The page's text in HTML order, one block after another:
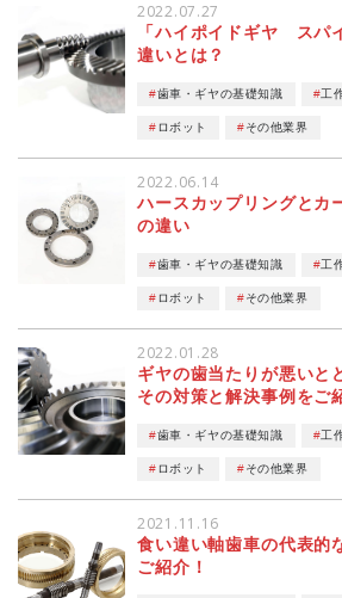
2022.07.27
「ハイポイドギヤ スパ
違いとは？
歯車・ギヤの基礎知識 工
ロボット その他業界
2022.06.14
ハースカップリングとカ
の違い
歯車・ギヤの基礎知識 工
ロボット その他業界
2022.01.28
ギヤの歯当たりが悪いと
その対策と解決事例をご
歯車・ギヤの基礎知識 工
ロボット その他業界
2021.11.16
食い違い軸歯車の代表的
ご紹介！